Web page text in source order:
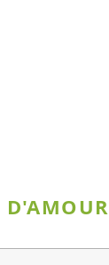
D'AMOUR